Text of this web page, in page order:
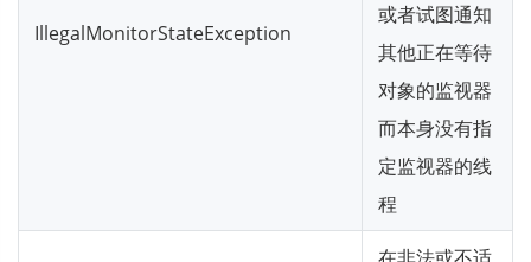
IllegalMonitorStateException
或者试图通知
其他正在等待
对象的监视器
而本身没有指
定监视器的线
程